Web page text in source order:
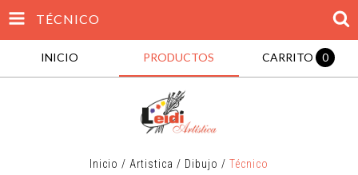
TÉCNICO
INICIO PRODUCTOS CARRITO 0
Inicio / Artistica / Dibujo / Técnico